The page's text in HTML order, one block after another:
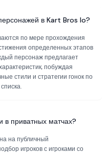
в Kart Bros Io?
по мере прохождения
определенных этапов
персонаж предлагает
побуждая
стили и стратегии гонок по
в приватных матчах?
на публичный
игроков с игроками со